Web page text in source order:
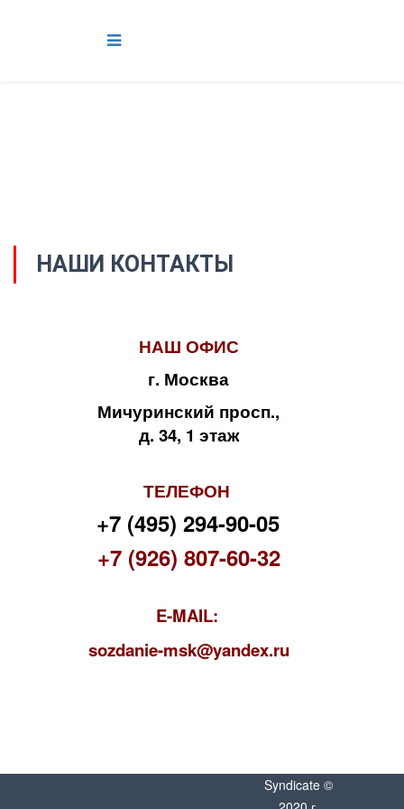
НАШИ КОНТАКТЫ
НАШ ОФИС
г. Москва
Мичуринский просп.,
д. 34, 1 этаж
ТЕЛЕФОН
+7 (495) 294-90-05
+7 (926) 807-60-32
E-MAIL:
sozdanie-msk@yandex.ru
Syndicate ©